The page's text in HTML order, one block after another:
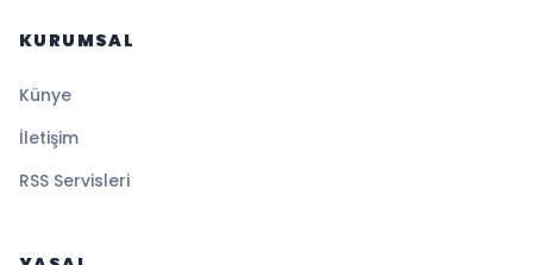
KURUMSAL
Künye
İletişim
RSS Servisleri